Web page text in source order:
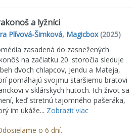
a lyžníci
Plívová-Šimková, Magicbox(2025)
zasadená do zasnežených
na začiatku 20. storočia sleduje
dvoch chlapcov, Jendu a Mateja,
pomáhajú svojmu staršiemu bratovi
v sklárskych hutoch. Ich život sa
keď stretnú tajomného pašeráka,
im ukáže... Zobraziť viac
o 6 dní.